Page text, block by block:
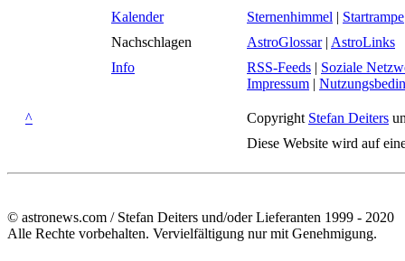
Kalender
Sternenhimmel | Startrampe
Nachschlagen
AstroGlossar| AstroLinks
Info
RSS-Feeds | Soziale
Impressum |
^ Copyright Stefan Deiters
Diese Website wird auf
© astronews.com / Stefan Deiters und/oder Lieferanten 1999 - 2020
Alle Rechte vorbehalten. Vervielfältigung nur mit Genehmigung.